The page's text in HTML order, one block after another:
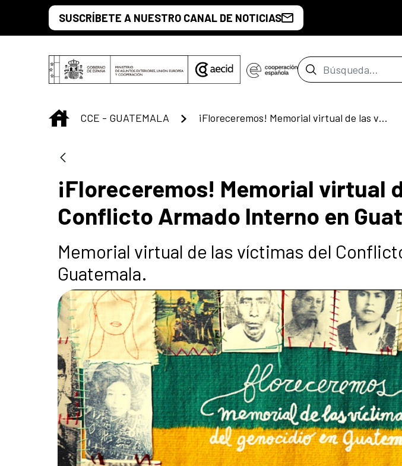
Saltar al contenido principal
SUSCRÍBETE A NUESTRO CANAL DE NOTICIAS
Barra de
INICIO
CCE - GUATEMALA ¡Floreceremos! Memorial virtual de las víctimas del Conflicto Armado Interno en Guatemala
¡Floreceremos! Memorial virtual
Conflicto Armado Interno en
Memorial virtual de las víctimas del
Guatemala.